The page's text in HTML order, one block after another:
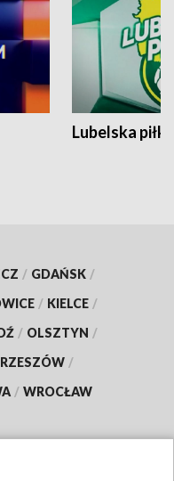
Lubelska piłka
/ GDAŃSK /
/ KIELCE /
/ OLSZTYN /
RZESZÓW /
/ WROCŁAW